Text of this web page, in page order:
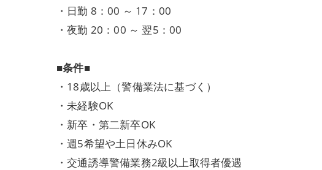
・日勤 8：00 ～ 17：00
・夜勤 20：00 ～ 翌5：00
■条件■
・18歳以上（警備業法に基づく）
・未経験OK
・新卒・第二新卒OK
・週5希望や土日休みOK
・交通誘導警備業務2級以上取得者優遇